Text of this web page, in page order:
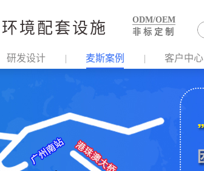
境配套设施
ODM/OEM
非 标 定 制
研发设计 麦斯案例 客户中心